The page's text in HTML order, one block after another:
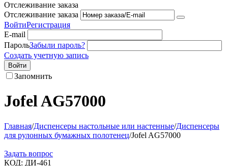
Отслеживание заказа
Отслеживание заказа
ВойтиРегистрация
E-mail
ПарольЗабыли пароль?
Создать учетную запись
Войти
Запомнить
Jofel AG57000
Главная/Диспенсеры настольные или настенные/Диспенсеры
для рулонных бумажных полотенец/Jofel AG57000
Задать вопрос
КОД: ДИ-461